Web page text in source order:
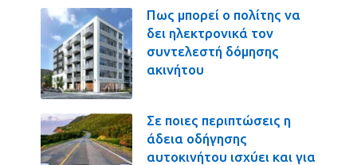
Πως μπορεί ο πολίτης να
δει ηλεκτρονικά τον
συντελεστή δόμησης
ακινήτου
Σε ποιες περιπτώσεις η
άδεια οδήγησης
αυτοκινήτου ισχύει και για